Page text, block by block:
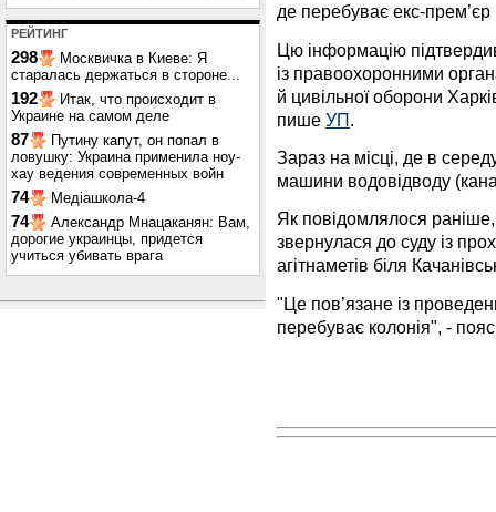
РЕЙТИНГ
298
Москвичка в Киеве: Я
старалась держаться в стороне...
192
Итак, что происходит в
Украине на самом деле
87
Путину капут, он попал в
ловушку: Украина применила ноу-
хау ведения современных войн
74 Медіашкола-4
74
Александр Мнацаканян: Вам,
дорогие украинцы, придется
учиться убивать врага
де перебуває екс-
Цю інформацію
із правоохоронними
й цивільної оборони
пише УП.
Зараз на місці, де в
машини водовідводу
Як повідомлялося
звернулася до суду із
агітнаметів біля
"Це пов’язане із
перебуває колонія", -